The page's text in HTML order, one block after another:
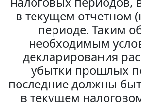
в текущем отчетном
периоде. Таким
необходимым
декларирования
убытки прошлых
последние должны
в текущем